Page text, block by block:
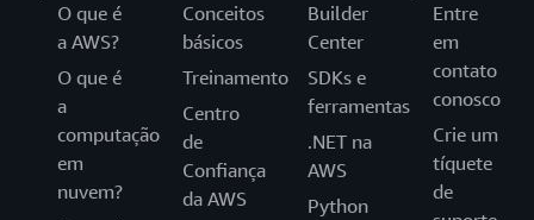
O que é
a AWS?
O que é
a
computação
em
nuvem?
Conceitos
básicos
Treinamento
Centro
de
Confiança
da AWS
Builder
Center
SDKs e
ferramentas
.NET na
AWS
Python
Entre
em
contato
conosco
Crie um
tíquete
de